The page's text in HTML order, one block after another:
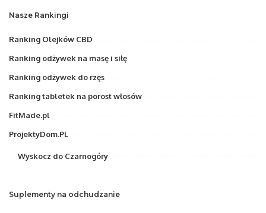
Nasze Rankingi
Ranking Olejków CBD
Ranking odżywek na masę i siłę
Ranking odżywek do rzęs
Ranking tabletek na porost włosów
FitMade.pl
ProjektyDom.PL
Wyskocz do Czarnogóry
Suplementy na odchudzanie